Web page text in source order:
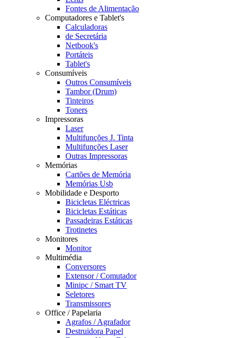
Fontes de Alimentação
Computadores e Tablet's
Calculadoras
de Secretária
Netbook's
Portáteis
Tablet's
Consumíveis
Outros Consumíveis
Tambor (Drum)
Tinteiros
Toners
Impressoras
Laser
Multifunções J. Tinta
Multifunções Laser
Outras Impressoras
Memórias
Cartões de Memória
Memórias Usb
Mobilidade e Desporto
Bicicletas Eléctricas
Bicicletas Estáticas
Passadeiras Estáticas
Trotinetes
Monitores
Monitor
Multimédia
Conversores
Extensor / Comutador
Minipc / Smart TV
Seletores
Transmissores
Office / Papelaria
Agrafos / Agrafador
Destruidora Papel